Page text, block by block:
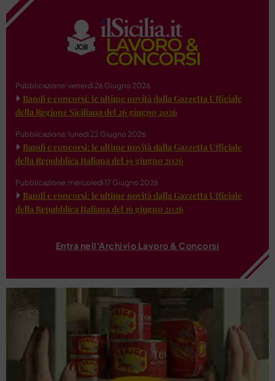
Pubblicazione: venerdì 26 Giugno 2026
Bandi e concorsi: le ultime novità dalla Gazzetta Ufficiale
della Regione Siciliana del 26 giugno 2026
Pubblicazione: lunedì 22 Giugno 2026
Bandi e concorsi: le ultime novità dalla Gazzetta Ufficiale
della Repubblica Italiana del 19 giugno 2026
Pubblicazione: mercoledì 17 Giugno 2026
Bandi e concorsi: le ultime novità dalla Gazzetta Ufficiale
della Repubblica Italiana del 16 giugno 2026
Entra nell'Archivio Lavoro & Concorsi